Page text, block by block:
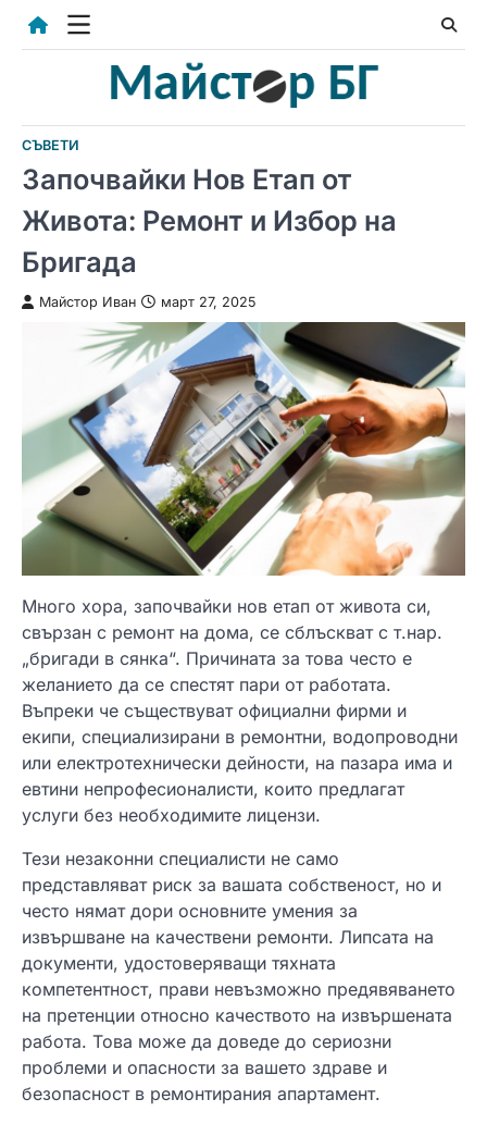
СЪВЕТИ
Започвайки Нов Етап от
Живота: Ремонт и Избор на
Бригада
Майстор Иван март 27, 2025
Много хора, започвайки нов етап от живота си,
свързан с ремонт на дома, се сблъскват с т.нар.
„бригади в сянка“. Причината за това често е
желанието да се спестят пари от работата.
Въпреки че съществуват официални фирми и
екипи, специализирани в ремонтни, водопроводни
или електротехнически дейности, на пазара има и
евтини непрофесионалисти, които предлагат
услуги без необходимите лицензи.
Тези незаконни специалисти не само
представляват риск за вашата собственост, но и
често нямат дори основните умения за
извършване на качествени ремонти. Липсата на
документи, удостоверяващи тяхната
компетентност, прави невъзможно предявяването
на претенции относно качеството на извършената
работа. Това може да доведе до сериозни
проблеми и опасности за вашето здраве и
безопасност в ремонтирания апартамент.